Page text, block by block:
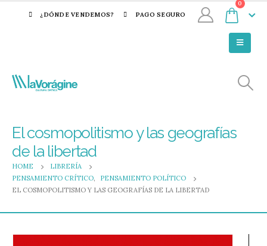
¿DÓNDE VENDEMOS? PAGO SEGURO
0
El cosmopolitismo y las geografías
de la libertad
HOME
LIBRERÍA
PENSAMIENTO CRÍTICO,
PENSAMIENTO POLÍTICO
EL COSMOPOLITISMO Y LAS GEOGRAFÍAS DE LA LIBERTAD